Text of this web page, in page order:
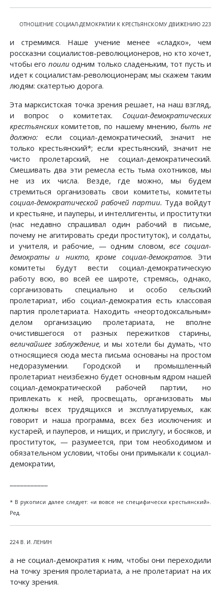
ОТНОШЕНИЕ СОЦИАЛ-ДЕМОКРАТИИ К КРЕСТЬЯНСКОМУ ДВИЖЕНИЮ 223
и стремимся. Наше учение менее «сладко», чем
россказни социалистов-революционеров, но кто хочет,
чтобы его поили одним только сладеньким, тот пусть и
идет к социалистам-революционерам; мы скажем таким
людям: скатертью дорога.
Эта марксистская точка зрения решает, на наш взгляд,
и вопрос о комитетах. Социал-демократических
крестьянскихкомитетов, по нашему мнению, быть не
должно: если социал-демократический, значит не
только крестьянский*; если крестьянский, значит не
чисто пролетарский, не социал-демократический.
Смешивать два эти ремесла есть тьма охотников, мы
не из их числа. Везде, где можно, мы будем
стремиться организовать свои комитеты, комитеты
социал-демократической рабочей партии. Туда войдут
и крестьяне, и пауперы, и интеллигенты, и проститутки
(нас недавно спрашивал один рабочий в письме,
почему не агитировать среди проституток), и солдаты,
и учителя, и рабочие, — одним словом,все социал-
демократы и никто, кроме социал-демократов. Эти
комитеты будут вести социал-демократическую
работу всю, во всей ее широте, стремясь, однако,
сорганизовать специально и особо сельский
пролетариат, ибо социал-демократия есть классовая
партия пролетариата. Находить «неортодоксальным»
делом организацию пролетариата, не вполне
очистившегося от разных пережитков старины,
величайшее заблуждение, и мы хотели бы думать, что
относящиеся сюда места письма основаны на простом
недоразумении. Городской и промышленный
пролетариат неизбежно будет основным ядром нашей
социал-демократической рабочей партии, но
привлекать к ней, просвещать, организовать мы
должны всех трудящихся и эксплуатируемых, как
говорит и наша программа, всех без исключения: и
кустарей, и пауперов, и нищих, и прислугу, и босяков, и
проституток, — разумеется, при том необходимом и
обязательном условии, чтобы они примыкали к социал-
демократии,
* В рукописи далее следует: «и вовсе не специфически крестьянский».
Ред.
224 В. И. ЛЕНИН
а не социал-демократия к ним, чтобы они переходили
на точку зрения пролетариата, а не пролетариат на их
точку зрения.